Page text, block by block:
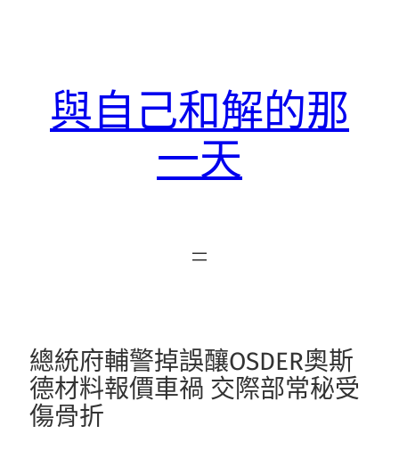
與自己和解的那
一天
總統府輔警掉誤釀OSDER奧斯
德材料報價車禍 交際部常秘受
傷骨折